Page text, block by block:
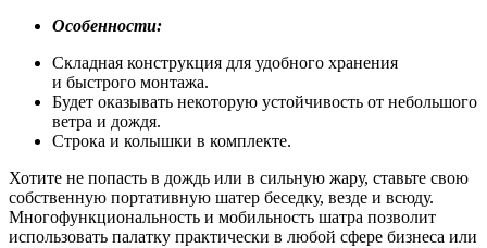
Особенности:
Складная конструкция для удобного хранения
и быстрого монтажа.
Будет оказывать некоторую устойчивость от небольшого
ветра и дождя.
Строка и колышки в комплекте.
Хотите не попасть в дождь или в сильную жару, ставьте свою
собственную портативную шатер беседку, везде и всюду.
Многофункциональность и мобильность шатра позволит
использовать палатку практически в любой сфере бизнеса или